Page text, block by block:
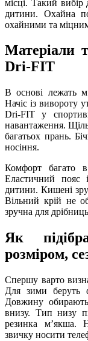
місці. Такий вибір
дитини. Охайна
охайними та
Матеріали
Dri-FIT
В основі лежать
Начіс із вивороту
Dri-FIT у
навантаження.
багатьох прань.
носіння.
Комфорт багато
Еластичний пояс
дитини. Кишені
Вільний крій не
зручна для
Як
розміром,
Спершу варто
Для зими беруть
Довжину
внизу. Тип низу
резинка мʼякша.
звичку носити